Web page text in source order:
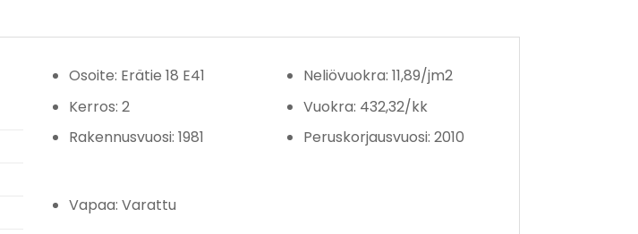
Osoite: Erätie 18 E41
Kerros: 2
Rakennusvuosi: 1981
Neliövuokra: 11,89/jm2
Vuokra: 432,32/kk
Peruskorjausvuosi: 2010
Vapaa: Varattu